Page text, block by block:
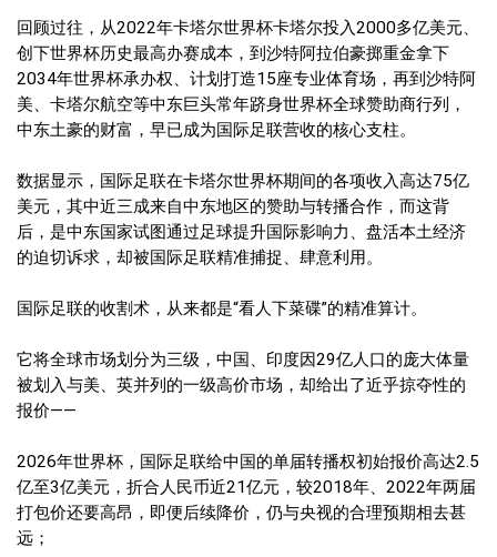
回顾过往，从2022年卡塔尔世界杯卡塔尔投入2000多亿美元、
创下世界杯历史最高办赛成本，到沙特阿拉伯豪掷重金拿下
2034年世界杯承办权、计划打造15座专业体育场，再到沙特阿
美、卡塔尔航空等中东巨头常年跻身世界杯全球赞助商行列，
中东土豪的财富，早已成为国际足联营收的核心支柱。
数据显示，国际足联在卡塔尔世界杯期间的各项收入高达75亿
美元，其中近三成来自中东地区的赞助与转播合作，而这背
后，是中东国家试图通过足球提升国际影响力、盘活本土经济
的迫切诉求，却被国际足联精准捕捉、肆意利用。
国际足联的收割术，从来都是“看人下菜碟”的精准算计。
它将全球市场划分为三级，中国、印度因29亿人口的庞大体量
被划入与美、英并列的一级高价市场，却给出了近乎掠夺性的
报价——
2026年世界杯，国际足联给中国的单届转播权初始报价高达2.5
亿至3亿美元，折合人民币近21亿元，较2018年、2022年两届
打包价还要高昂，即便后续降价，仍与央视的合理预期相去甚
远；